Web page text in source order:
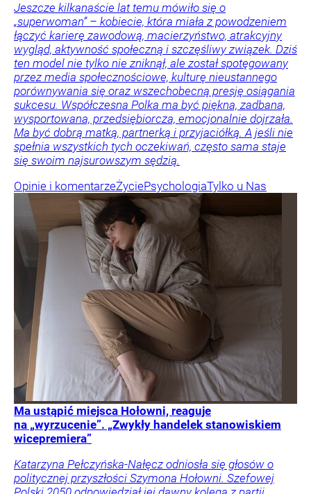
Jeszcze kilkanaście lat temu mówiło się o
„superwoman” – kobiecie, która miała z powodzeniem
łączyć karierę zawodową, macierzyństwo, atrakcyjny
wygląd, aktywność społeczną i szczęśliwy związek. Dziś
ten model nie tylko nie zniknął, ale został spotęgowany
przez media społecznościowe, kulturę nieustannego
porównywania się oraz wszechobecną presję osiągania
sukcesu. Współczesna Polka ma być piękna, zadbana,
wysportowana, przedsiębiorcza, emocjonalnie dojrzała.
Ma być dobrą matką, partnerką i przyjaciółką. A jeśli nie
spełnia wszystkich tych oczekiwań, często sama staje
się swoim najsurowszym sędzią.
Opinie i komentarzeŻyciePsychologiaTylko u Nas
Ma ustąpić miejsca Hołowni, reaguje
na „wyrzucenie”. „Zwykły handelek stanowiskiem
wicepremiera”
Katarzyna Pełczyńska-Nałęcz odniosła się głosów o
politycznej przyszłości Szymona Hołowni. Szefowej